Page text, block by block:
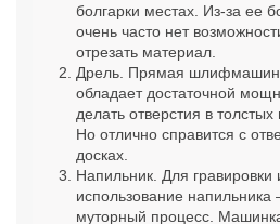
болгарки местах. Из-за ее
очень часто нет
отрезать материал.
Дрель. Прямая
обладает достаточной
делать отверстия в
Но отлично справится с
досках.
Напильник. Для гравировки
использование напильника
муторный процесс.